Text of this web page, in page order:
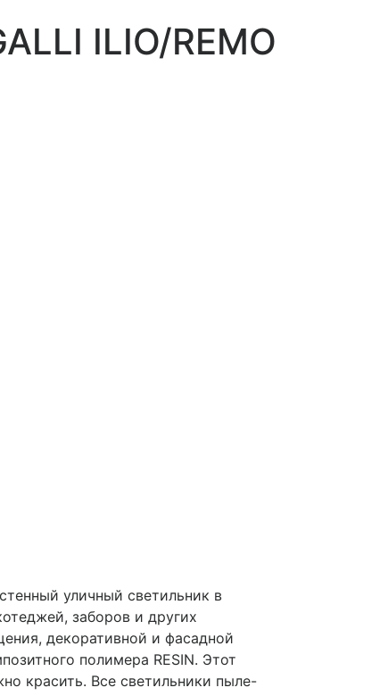
ILIO/REMO
уличный светильник в
заборов и других
декоративной и фасадной
полимера RESIN. Этот
красить. Все светильники пыле-